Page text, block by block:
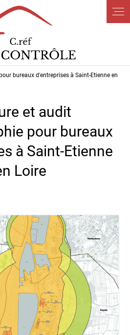
bureaux d'entreprises à Saint-Etienne en
et audit
pour bureaux
à Saint-Etienne
Loire